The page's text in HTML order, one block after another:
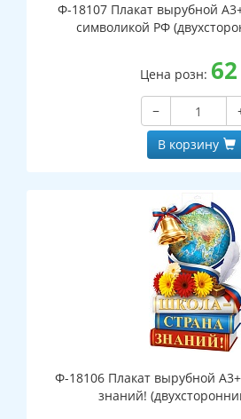
Ф-18107 Плакат вырубной
символикой РФ
Цена розн: 62
−
В корзину
Ф-18106 Плакат вырубной
знаний!